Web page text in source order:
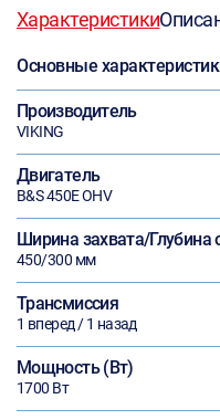
Характеристики
Основные
Производитель
VIKING
Двигатель
B&S 450E OHV
Ширина захвата/Глубина
450/300 мм
Трансмиссия
1 вперед / 1 назад
Мощность (Вт)
1700 Вт